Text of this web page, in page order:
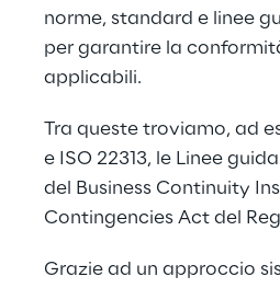
norme, standard e linee
per garantire la
applicabili.
Tra queste troviamo, ad
e ISO 22313, le Linee
del Business Continuity
Contingencies Act del
Grazie ad un approccio